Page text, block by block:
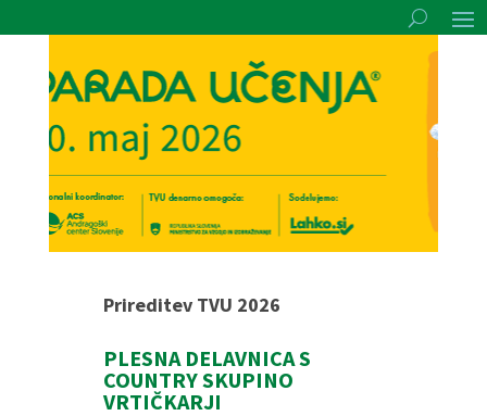
Prireditev TVU 2026
PLESNA DELAVNICA S
COUNTRY SKUPINO
VRTIČKARJI